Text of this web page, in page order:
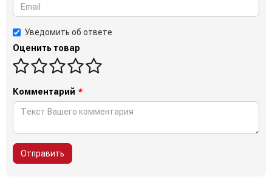
Уведомить об ответе
Оценить товар
Комментарий *
Отправить